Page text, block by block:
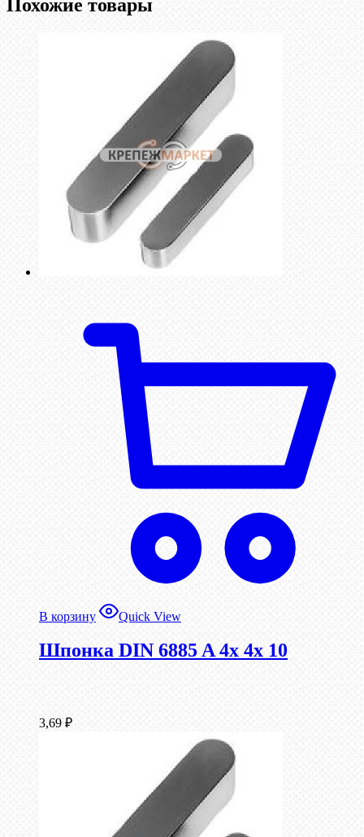
Похожие товары
В корзину Quick View
Шпонка DIN 6885 A 4x 4x 10
3,69 ₽